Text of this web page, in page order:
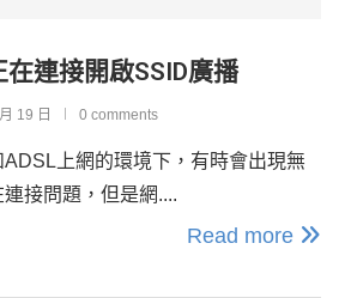
連接開啟SSID廣播
19 日 0 comments
上網的環境下，有時會出現無
接問題，但是網....
Read more